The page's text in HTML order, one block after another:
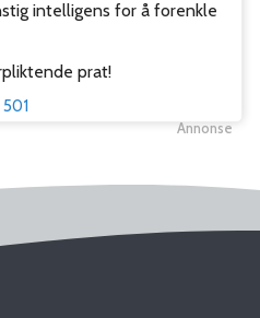
intelligens for å forenkle
prat!
Annonse